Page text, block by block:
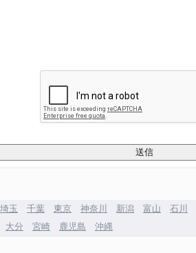
埼玉 千葉 東京 神奈川 新潟 富山 石川
大分 宮崎 鹿児島 沖縄